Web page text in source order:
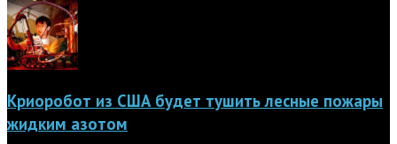
Криоробот из США будет тушить лесные пожары
жидким азотом